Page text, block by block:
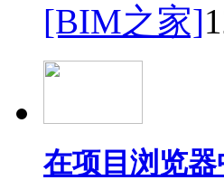
[BIM之家]
在项目浏览